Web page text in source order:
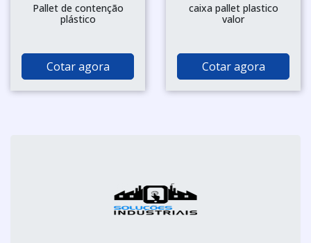
Pallet de contenção
plástico
Cotar agora
caixa pallet plastico
valor
Cotar agora